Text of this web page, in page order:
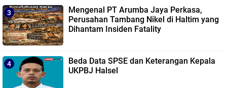
Mengenal PT Arumba Jaya Perkasa,
Perusahan Tambang Nikel di Haltim yang
Dihantam Insiden Fatality
Beda Data SPSE dan Keterangan Kepala
UKPBJ Halsel